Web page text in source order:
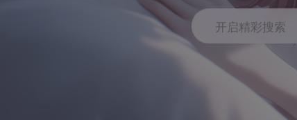
开启精彩搜索